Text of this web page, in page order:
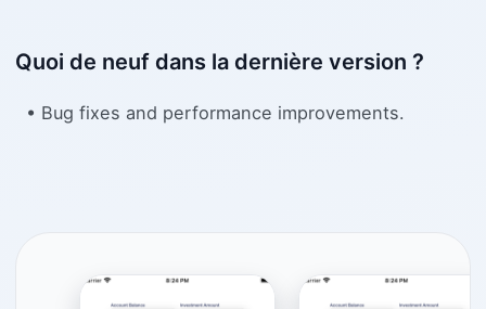
Quoi de neuf dans la dernière version ?
• Bug fixes and performance improvements.